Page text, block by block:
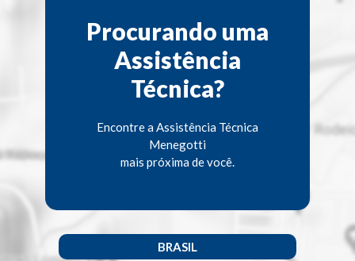
Procurando uma
Assistência
Técnica?
Encontre a Assistência Técnica
Menegotti
mais próxima de você.
BRASIL